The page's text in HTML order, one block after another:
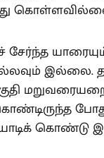
இல்லை.
கொண்டு